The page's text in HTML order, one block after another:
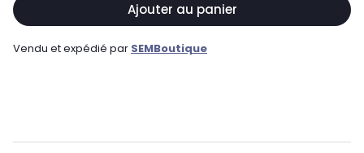
Ajouter au panier
Vendu et expédié par SEMBoutique